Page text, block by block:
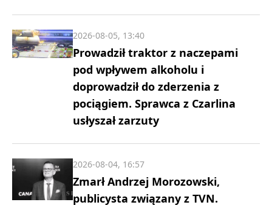
Prowadził traktor z naczepami
pod wpływem alkoholu i
doprowadził do zderzenia z
pociągiem. Sprawca z Czarlina
usłyszał zarzuty
2026-08-05, 13:40
Zmarł Andrzej Morozowski,
publicysta związany z TVN.
2026-08-04, 16:57